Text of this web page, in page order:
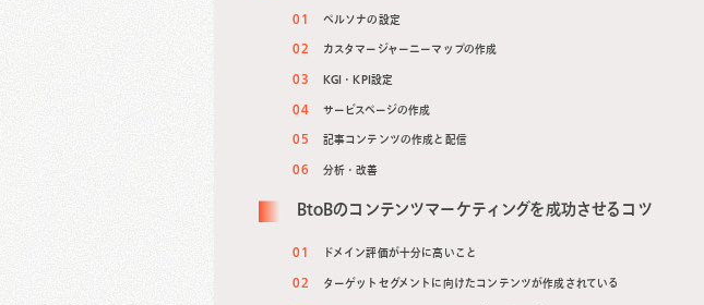
ペルソナの設定
カスタマージャーニーマップの作成
KGI・KPI設定
サービスページの作成
記事コンテンツの作成と配信
分析・改善
BtoBのコンテンツマーケティングを成功させるコツ
ドメイン評価が十分に高いこと
ターゲットセグメントに向けたコンテンツが作成されている